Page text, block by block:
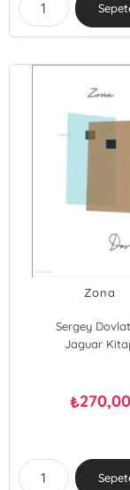
Zona
Sergey
Jaguar
₺270,00